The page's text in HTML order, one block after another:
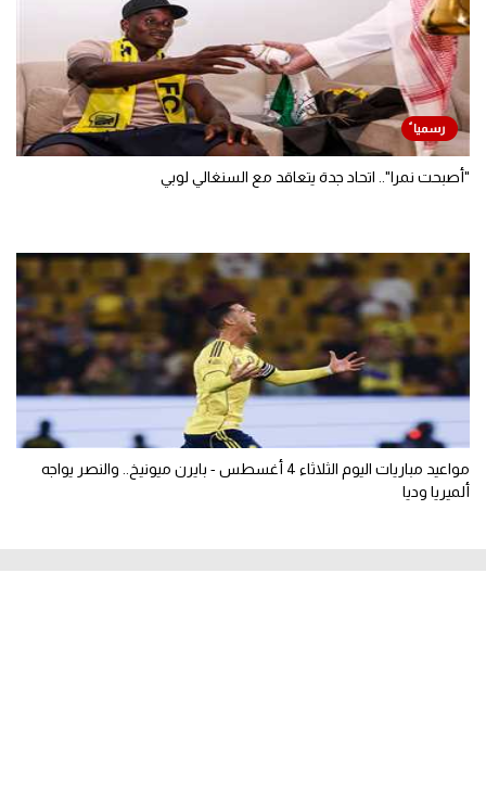
"أصبحت نمرا".. اتحاد جدة يتعاقد مع السنغالي لوبي
مواعيد مباريات اليوم الثلاثاء 4 أغسطس - بايرن ميونيخ.. والنصر يواجه
ألميريا وديا